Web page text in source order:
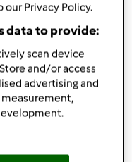
our Privacy Policy.
data to provide:
scan device
and/or access
advertising and